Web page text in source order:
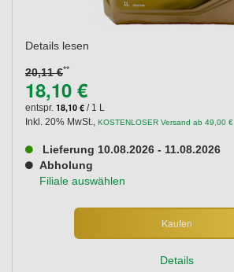
Details lesen
20,11 €**
18,10 €
entspr. 18,10 € / 1 L
Inkl. 20% MwSt., KOSTENLOSER Versand ab 49,00 €
Lieferung 10.08.2026 - 11.08.2026
Abholung
Filiale auswählen
Kaufen
Details